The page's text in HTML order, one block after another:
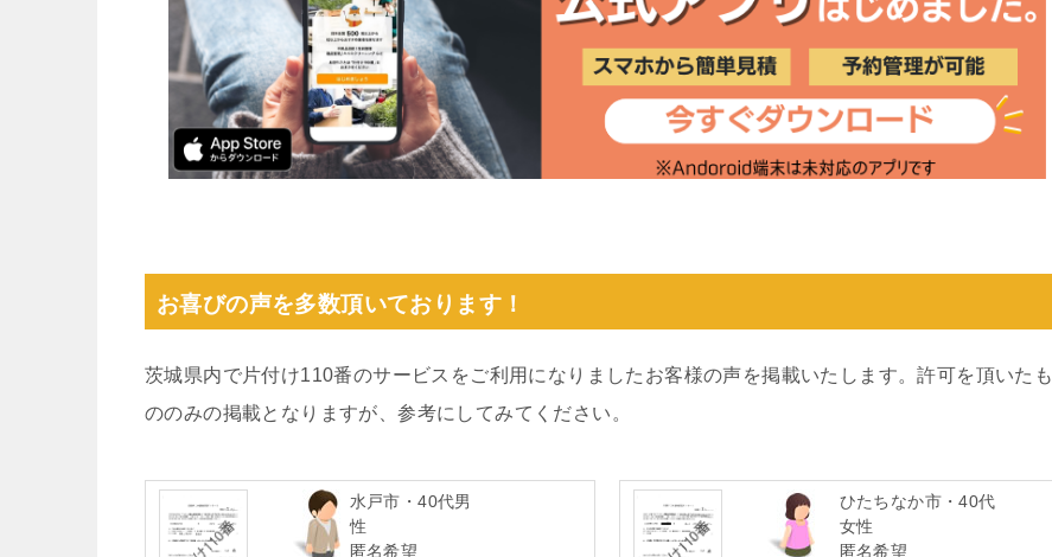
お喜びの声を多数頂いております！
茨城県内で片付け110番のサービスをご利用になりましたお客様の声を掲載いたします。許可を頂いたも
ののみの掲載となりますが、参考にしてみてください。
水戸市・40代男
性
匿名希望
ひたちなか市・40代
女性
匿名希望